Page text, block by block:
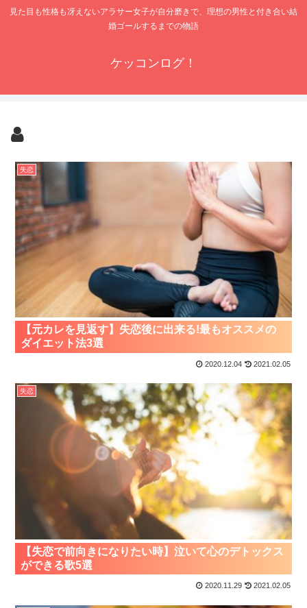
見た目も性格も冴えないアラサー女子が自分磨きで、理想の男性と付き合い結
婚ゴールするまでの物語
ケッコンログ！
失恋
【元カレを見返す】失恋後に出来る!最もオススメの
ダイエット法3選
2020.12.04 2021.02.05
失恋
【失恋で前向きになりたい時】泣いて心のデトックス
ができる歌5選
2020.11.29 2021.02.05